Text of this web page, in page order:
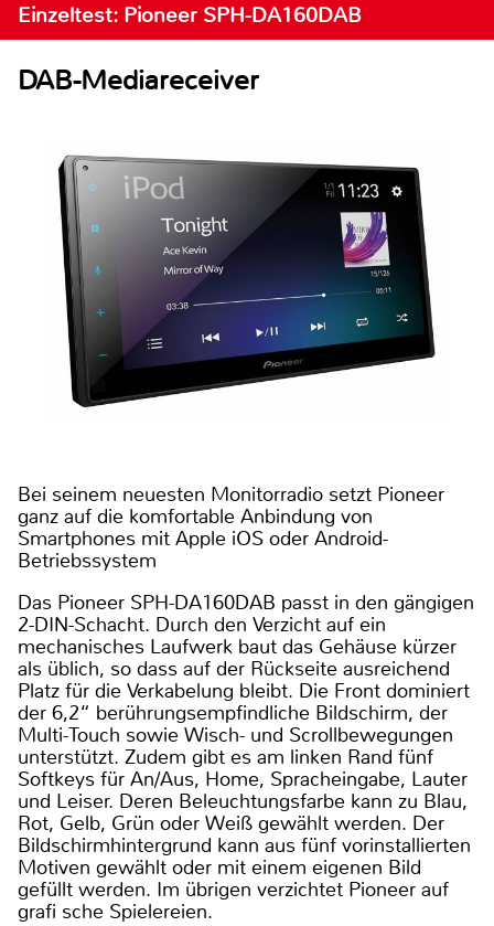
Einzeltest: Pioneer SPH-DA160DAB
DAB-Mediareceiver
Bei seinem neuesten Monitorradio setzt Pioneer
ganz auf die komfortable Anbindung von
Smartphones mit Apple iOS oder Android-
Betriebssystem
Das Pioneer SPH-DA160DAB passt in den gängigen
2-DIN-Schacht. Durch den Verzicht auf ein
mechanisches Laufwerk baut das Gehäuse kürzer
als üblich, so dass auf der Rückseite ausreichend
Platz für die Verkabelung bleibt. Die Front dominiert
der 6,2“ berührungsempfindliche Bildschirm, der
Multi-Touch sowie Wisch- und Scrollbewegungen
unterstützt. Zudem gibt es am linken Rand fünf
Softkeys für An/Aus, Home, Spracheingabe, Lauter
und Leiser. Deren Beleuchtungsfarbe kann zu Blau,
Rot, Gelb, Grün oder Weiß gewählt werden. Der
Bildschirmhintergrund kann aus fünf vorinstallierten
Motiven gewählt oder mit einem eigenen Bild
gefüllt werden. Im übrigen verzichtet Pioneer auf
grafi sche Spielereien.